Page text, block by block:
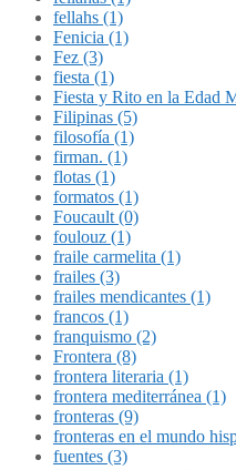
fellahs (1)
Fenicia (1)
Fez (3)
fiesta (1)
Fiesta y Rito en la Edad
Filipinas (5)
filosofía (1)
firman. (1)
flotas (1)
formatos (1)
Foucault (0)
foulouz (1)
fraile carmelita (1)
frailes (3)
frailes mendicantes (1)
francos (1)
franquismo (2)
Frontera (8)
frontera literaria (1)
frontera mediterránea (1)
fronteras (9)
fronteras en el mundo
fuentes (3)